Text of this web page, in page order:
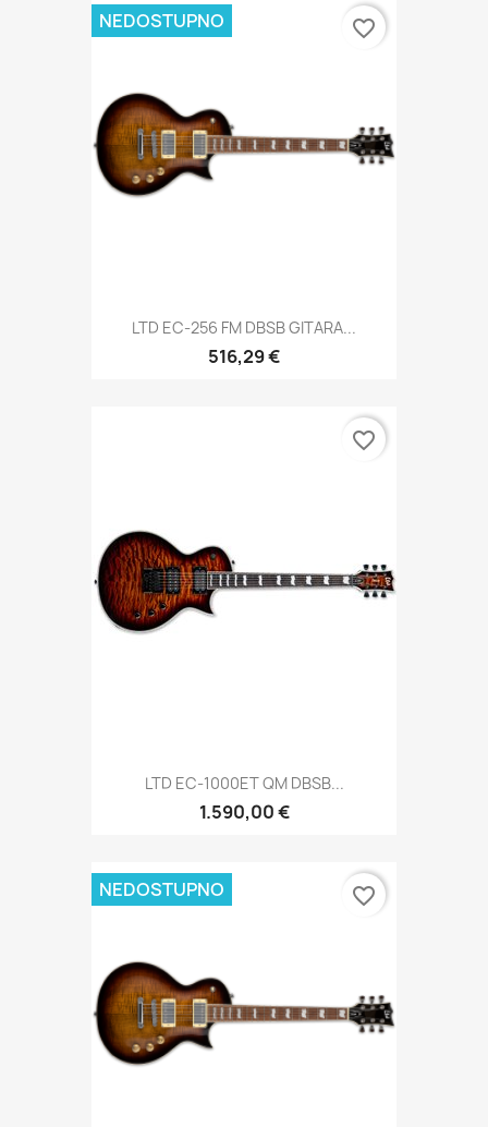
LTD EC-256 FM DBSB GITARA...
516,29 €
NEDOSTUPNO favorite_border
LTD EC-1000ET QM DBSB...
1.590,00 €
favorite_border
NEDOSTUPNO favorite_border